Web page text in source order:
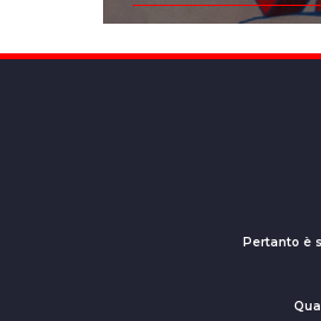
Pertanto è